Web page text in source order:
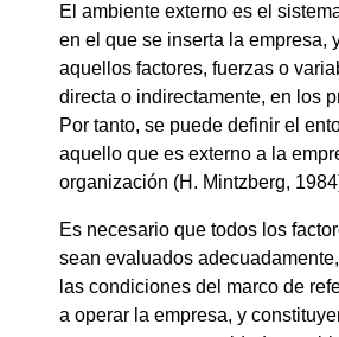
El ambiente externo es el
en el que se inserta la empresa,
aquellos factores, fuerzas o
directa o indirectamente, en los
Por tanto, se puede definir el
aquello que es externo a la
organización (H. Mintzberg,
Es necesario que todos los
sean evaluados
las condiciones del marco de
a operar la empresa, y